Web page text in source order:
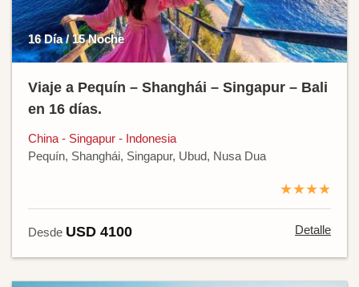
16 Día / 15 Noche
Viaje a Pequín – Shanghái – Singapur – Bali
en 16 días.
China - Singapur - Indonesia
Pequín, Shanghái, Singapur, Ubud, Nusa Dua
★★★★
Desde USD 4100 Detalle